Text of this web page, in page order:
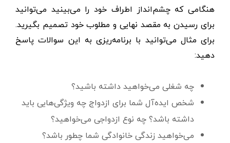
هنگامی که چشم‌انداز اطراف خود را می‌بینید می‌توانید
برای رسیدن به مقصد نهایی و مطلوب خود تصمیم بگیرید.
برای مثال می‌توانید با برنامه‌ریزی به این سوالات پاسخ
دهید:
چه شغلی می‌خواهید داشته باشید؟
شخص ایده‌آل شما برای ازدواج چه ویژگی‌هایی باید
داشته باشد؟ چه نوع ازدواجی می‌خواهید؟
می‌خواهید زندگی خانوادگی شما چطور باشد؟